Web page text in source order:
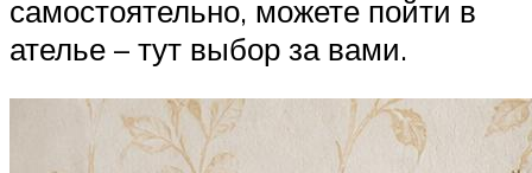
самостоятельно, можете пойти в
ателье – тут выбор за вами.